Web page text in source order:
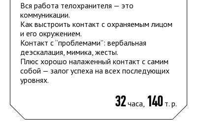
Вся работа телохранителя — это
коммуникации.
Как выстроить контакт с охраняемым лицом
и его окружением.
Контакт с “проблемами”: вербальная
деэскалация, мимика, жесты.
Плюс хорошо налаженный контакт с самим
собой — залог успеха на всех последующих
уровнях.
32часа, 140т. р.